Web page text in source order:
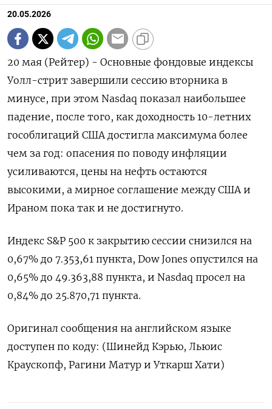
20.05.2026
20 мая (Рейтер) - Основные фондовые индексы
Уолл-стрит завершили сессию вторника ‌в
минусе, при этом Nasdaq показал наибольшее
падение, после ​того, ​как доходность ​10-летних
гособлигаций США ⁠достигла ‌максимума более
чем ‌за год: опасения по поводу инфляции ​
усиливаются, цены ‌на нефть остаются
высокими, а ​мирное соглашение между ‌США и
Ираном пока так и не ​достигнуто.
Индекс S&P ​500 ‌к закрытию сессии ​снизился на
0,67% до 7.353,61 пункта, Dow Jones опустился на
0,65% до 49.363,88 пункта, и Nasdaq просел ​на
0,84% ⁠до 25.870,71 пункта.
Оригинал сообщения на английском ‌языке
доступен по ‌коду: (Шинейд Кэрью, Льюис
Краускопф, ​Рагини Матур и ‌Уткарш Хати)